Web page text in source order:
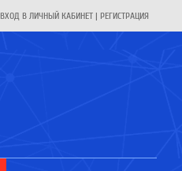
ВХОД В ЛИЧНЫЙ КАБИНЕТ | РЕГИСТРАЦИЯ